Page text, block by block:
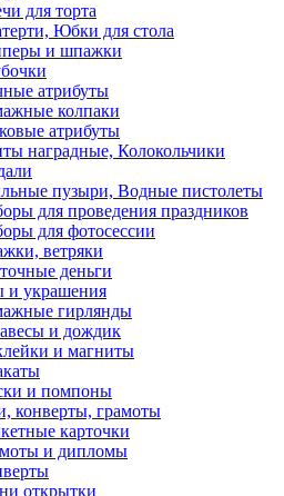
для торта
Юбки для стола
и шпажки
атрибуты
колпаки
атрибуты
наградные, Колокольчики
пузыри, Водные пистолеты
для проведения праздников
для фотосессии
ветряки
деньги
и украшения
гирлянды
и дождик
и магниты
и помпоны
конверты, грамоты
карточки
и дипломы
открытки